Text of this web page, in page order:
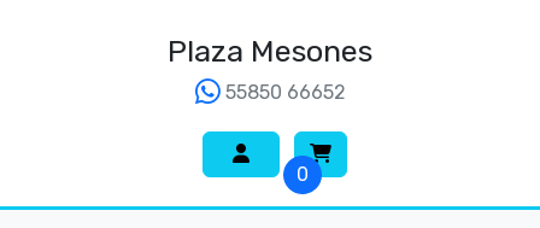
Plaza Mesones
55850 66652
0